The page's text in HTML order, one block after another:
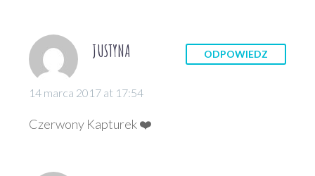
JUSTYNA
14 marca 2017 at 17:54
ODPOWIEDZ
Czerwony Kapturek ❤️